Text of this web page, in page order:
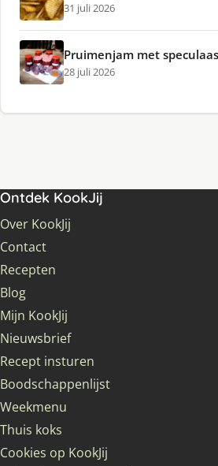
31 juli 2026
Pruimenjam met
28 juli 2026
Ontdek KookJij
Over KookJij
Contact
Recepten
Blog
Mijn KookJij
Nieuwsbrief
Recept insturen
Boodschappenlijst
Weekmenu
Thuis koks
Cookies op KookJij